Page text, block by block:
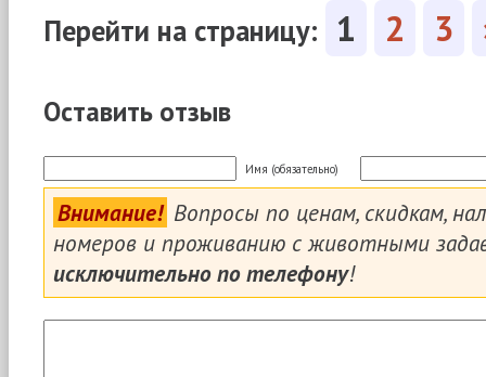
Перейти на страницу: 1 2 3
Оставить отзыв
Имя (обязательно)
Внимание! Вопросы по ценам, скидкам,
номеров и проживанию с животными
исключительно по телефону!